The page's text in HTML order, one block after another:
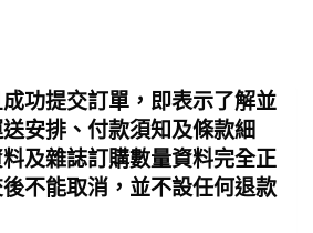
功提交訂單，即表示了解並
安排、付款須知及條款細
及雜誌訂購數量資料完全正
不能取消，並不設任何退款